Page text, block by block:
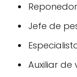
Jefe de
Auxiliar